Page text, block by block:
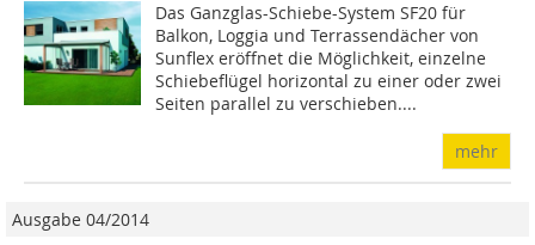
Das Ganzglas-Schiebe-System SF20 für
Balkon, Loggia und Terrassendächer von
Sunflex eröffnet die Möglichkeit, einzelne
Schiebeflügel horizontal zu einer oder zwei
Seiten parallel zu verschieben....
mehr
Ausgabe 04/2014